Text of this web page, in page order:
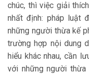
chúc, thì việc giải
nhất định: pháp luật
những người thừa kế
trường hợp nội dung
hiểu khác nhau, cần
với những người